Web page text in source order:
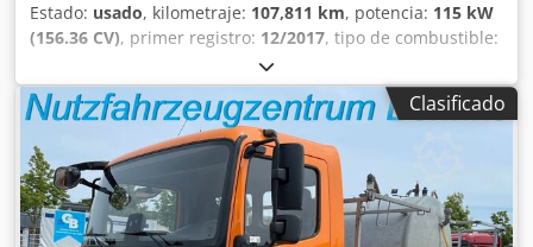
Estado: usado, kilometraje: 107,811 km, potencia: 115 kW
(156.36 CV), primer registro: 12/2017, tipo de combustible:
, próxima inspección (TÜV):
06/2027, color:blanco, tipo de engranaje:mecánico, clase
de emisión:Euro 6, número de asientos:3, volumen del
espacio de carga:28 m³, longitud del espacio de carga:
5,200 mm, anchura del espacio de carga:
del espacio de carga:
2,200 mm , Año de fabricación: 2017
Equipamiento:ABS, Programa electrónico de estabilidad
(ESP), ATEGO 816 con plataforma/lona de 5,20 m con
Clasificado